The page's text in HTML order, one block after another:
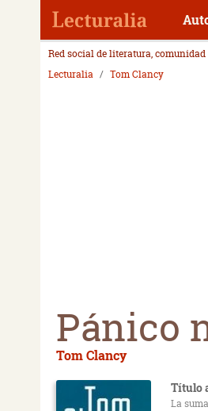
Red social de literatura,
Lecturalia
Tom Clancy
Pánico
Tom Clancy
Título
La